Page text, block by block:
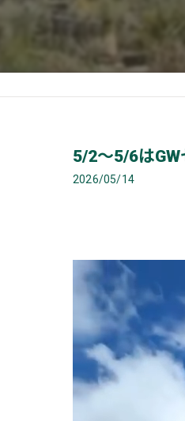
5/2〜5/6はGW
2026/05/14